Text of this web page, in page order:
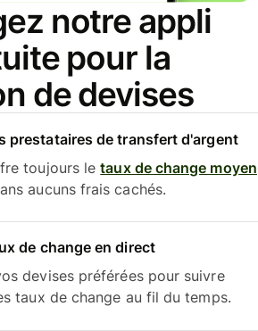
notre appli
pour la
de devises
prestataires de transfert d'argent
toujours letaux de change moyen
aucuns frais cachés.
de change en direct
devises préférées pour suivre
taux de change au fil du temps.